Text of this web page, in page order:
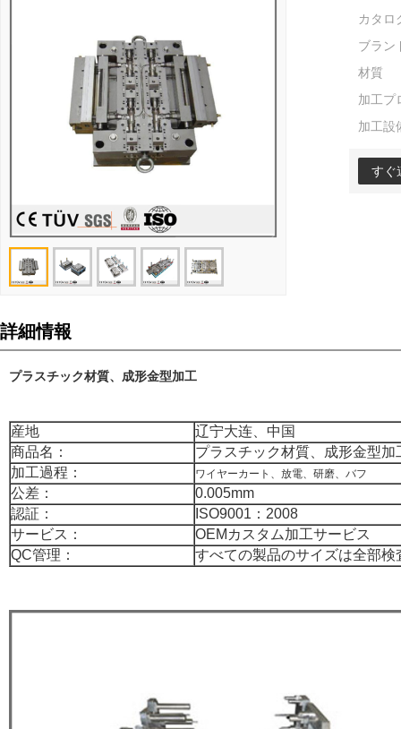
カタロ
ブラン
材質
加工プ
加工設
すぐ
詳細情報
プラスチック材質、成形金型加工
産地
辽宁大连、中国
商品名：
プラスチック材質、成形金型加
加工過程：
ワイヤーカート、放電、研磨、バフ
公差：
0.005mm
認証：
ISO9001：2008
サービス：
OEMカスタム加工サービス
QC管理：
すべての製品のサイズは全部